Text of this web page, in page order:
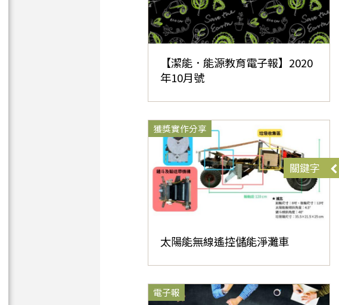
【潔能．能源教育電子報】2020
年10月號
獲獎實作分享
太陽能無線遙控儲能淨灘車
電子報
關鍵字